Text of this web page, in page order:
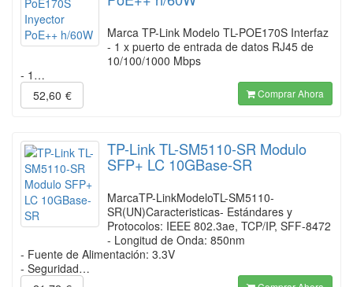
Marca TP-Link Modelo TL-POE170S Interfaz
- 1 x puerto de entrada de datos RJ45 de
10/100/1000 Mbps
- 1…
52,60 € Comprar Ahora
TP-Link TL-SM5110-SR Modulo
SFP+ LC 10GBase-SR
MarcaTP-LinkModeloTL-SM5110-
SR(UN)Caracteristicas- Estándares y
Protocolos: IEEE 802.3ae, TCP/IP, SFF-8472
- Longitud de Onda: 850nm
- Fuente de Alimentación: 3.3V
- Seguridad…